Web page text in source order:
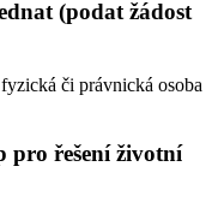
(podat žádost
či právnická osoba
pro řešení životní